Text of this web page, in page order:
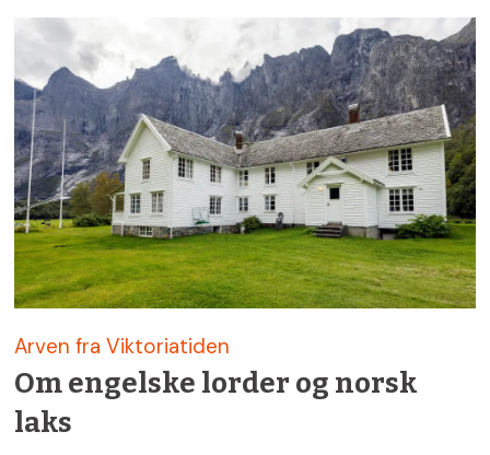
Arven fra Viktoriatiden
Om engelske lorder og norsk
laks